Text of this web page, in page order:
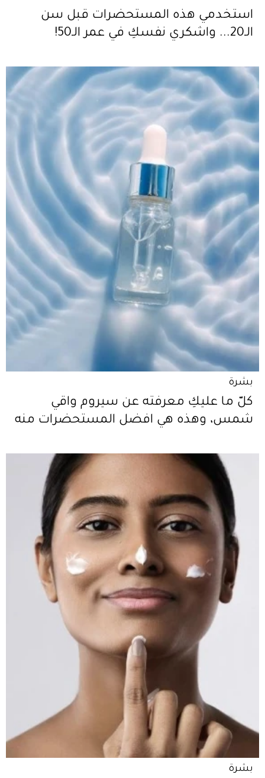
استخدمي هذه المستحضرات قبل سن
الـ20... واشكري نفسكِ في عمر الـ50!
بشرة
كلّ ما عليكِ معرفته عن سيروم واقي
شمس، وهذه هي افضل المستحضرات منه
بشرة